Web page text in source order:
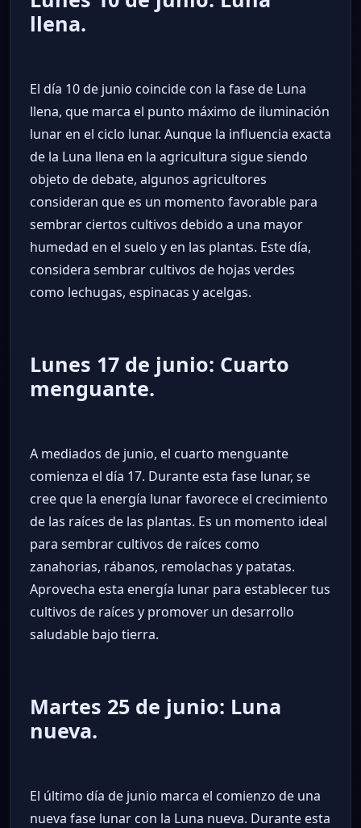
llena.
El día 10 de junio coincide con la fase de Luna
llena, que marca el punto máximo de iluminación
lunar en el ciclo lunar. Aunque la influencia exacta
de la Luna llena en la agricultura sigue siendo
objeto de debate, algunos agricultores
consideran que es un momento favorable para
sembrar ciertos cultivos debido a una mayor
humedad en el suelo y en las plantas. Este día,
considera sembrar cultivos de hojas verdes
como lechugas, espinacas y acelgas.
Lunes 17 de junio: Cuarto
menguante.
A mediados de junio, el cuarto menguante
comienza el día 17. Durante esta fase lunar, se
cree que la energía lunar favorece el crecimiento
de las raíces de las plantas. Es un momento ideal
para sembrar cultivos de raíces como
zanahorias, rábanos, remolachas y patatas.
Aprovecha esta energía lunar para establecer tus
cultivos de raíces y promover un desarrollo
saludable bajo tierra.
Martes 25 de junio: Luna
nueva.
El último día de junio marca el comienzo de una
nueva fase lunar con la Luna nueva. Durante esta